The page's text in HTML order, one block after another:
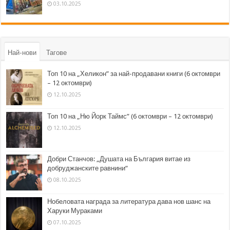
03.10.2025
Най-нови Тагове
Топ 10 на „Хеликон” за най-продавани книги (6 октомври
– 12 октомври)
12.10.2025
Топ 10 на „Ню Йорк Таймс” (6 октомври – 12 октомври)
12.10.2025
Добри Станчов: „Душата на България витае из
добруджанските равнини“
08.10.2025
Нобеловата награда за литература дава нов шанс на
Харуки Мураками
07.10.2025